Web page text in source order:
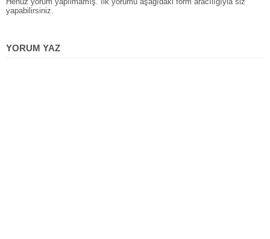
yapabilirsiniz.
YORUM YAZ